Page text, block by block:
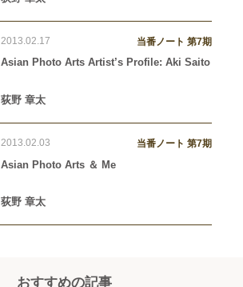
2013.02.17 当番ノート 第7期
Asian Photo Arts Artist’s Profile: Aki Saito
荻野 章太
2013.02.03 当番ノート 第7期
Asian Photo Arts ＆ Me
荻野 章太
おすすめの記事